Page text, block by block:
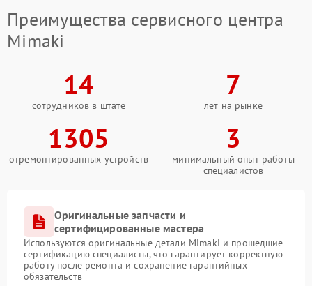
Преимущества сервисного центра
Mimaki
14
сотрудников в штате
7
лет на рынке
1305
отремонтированных устройств
3
минимальный опыт работы
специалистов
Оригинальные запчасти и
сертифицированные мастера
Используются оригинальные детали Mimaki и прошедшие
сертификацию специалисты, что гарантирует корректную
работу после ремонта и сохранение гарантийных
обязательств